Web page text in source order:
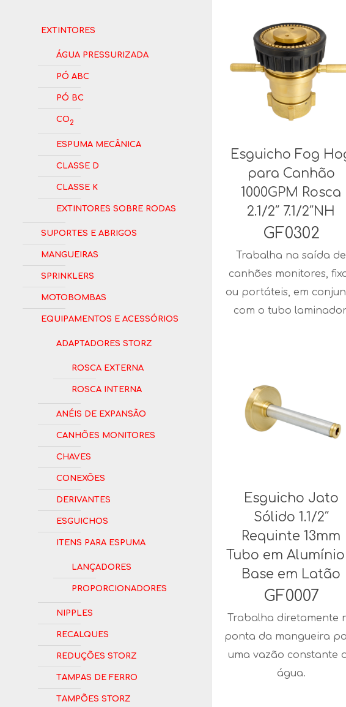
Esguicho Fog
para Canhão
1000GPM Rosca
2.1/2″ 7.1/2″NH
GF0302
Trabalha na saída de
canhões monitores,
ou portáteis, em
com o tubo
Esguicho Jato
Sólido 1.1/2″
Requinte 13mm
Tubo em
Base em Latão
GF0007
Trabalha diretamente
ponta da mangueira
uma vazão constante
água.
Extintores
Água Pressurizada
Pó ABC
Pó BC
CO2
Espuma Mecânica
Classe D
Classe K
Extintores Sobre Rodas
Suportes e Abrigos
Mangueiras
Sprinklers
Motobombas
Equipamentos e Acessórios
Adaptadores Storz
Rosca Externa
Rosca Interna
Anéis de Expansão
Canhões Monitores
Chaves
Conexões
Derivantes
Esguichos
Itens para Espuma
Lançadores
Proporcionadores
Nipples
Recalques
Reduções Storz
Tampas de Ferro
Tampões Storz